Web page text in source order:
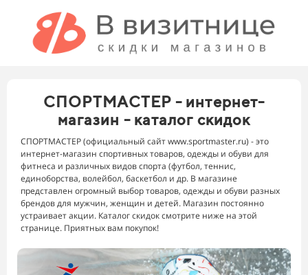
СПОРТМАСТЕР - интернет-
магазин - каталог скидок
СПОРТМАСТЕР (официальный сайт www.sportmaster.ru) - это
интернет-магазин спортивных товаров, одежды и обуви для
фитнеса и различных видов спорта (футбол, теннис,
единоборства, волейбол, баскетбол и др. В магазине
представлен огромный выбор товаров, одежды и обуви разных
брендов для мужчин, женщин и детей. Магазин постоянно
устраивает акции. Каталог скидок смотрите ниже на этой
странице. Приятных вам покупок!